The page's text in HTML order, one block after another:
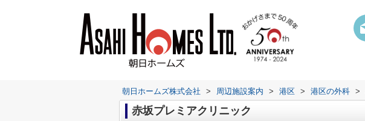
朝日ホームズ株式会社 > 周辺施設案内 > 港区 > 港区の外科 >
赤坂プレミアクリニック